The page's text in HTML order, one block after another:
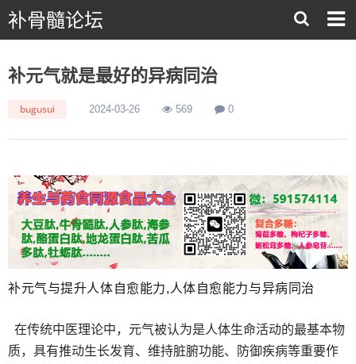
补骨髓论坛
补元气就是最好的异病同治
bugusui 2024-03-26 569 0
补元气与提升人体自愈能力,人体自愈能力与异病同治
在传统中医理论中，元气被认为是人体生命活动的最基本物
质，具有推动生长发育、维持脏腑功能、防御疾病等重要作